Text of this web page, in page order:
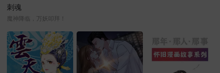
刺魂
魔神降临，万妖叩拜！